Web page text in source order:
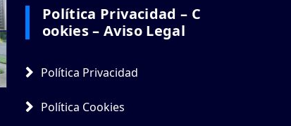
Política Privacidad – C
Ookies – Aviso Legal
Política Privacidad
Política Cookies